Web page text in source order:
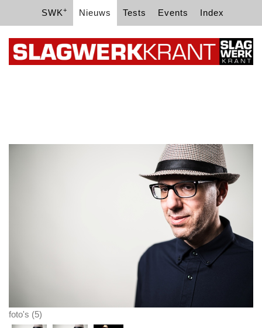
SWK+ Nieuws Tests Events Index
foto's (5)